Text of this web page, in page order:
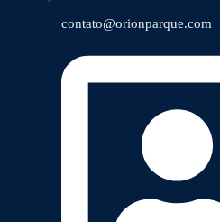
contato@orionparque.com